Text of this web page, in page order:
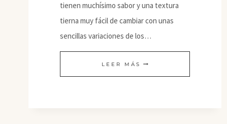
tienen muchísimo sabor y una textura
tierna muy fácil de cambiar con unas
sencillas variaciones de los…
LEER MÁS HAMBURGUESAS
DE